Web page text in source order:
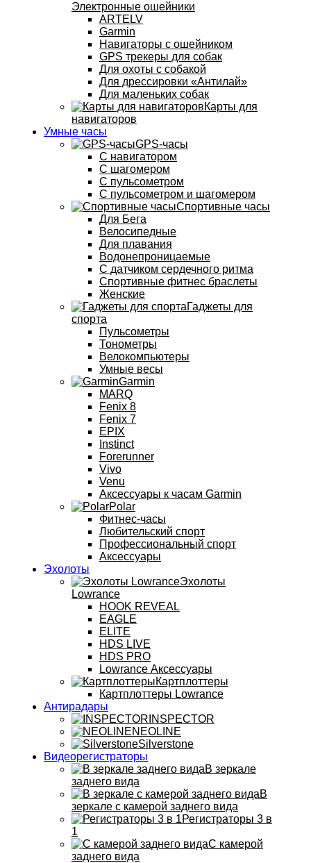
Электронные ошейники
ARTELV
Garmin
Навигаторы с ошейником
GPS трекеры для собак
Для охоты с собакой
Для дрессировки «Антилай»
Для маленьких собак
Карты для
навигаторов
Умные часы
GPS-часы
С навигатором
С шагомером
С пульсометром
С пульсометром и шагомером
Спортивные часы
Для Бега
Велосипедные
Для плавания
Водонепроницаемые
С датчиком сердечного ритма
Спортивные фитнес браслеты
Женские
Гаджеты для
спорта
Пульсометры
Тонометры
Велокомпьютеры
Умные весы
Garmin
MARQ
Fenix 8
Fenix 7
EPIX
Instinct
Forerunner
Vivo
Venu
Аксессуары к часам Garmin
Polar
Фитнес-часы
Любительский спорт
Профессиональный спорт
Аксессуары
Эхолоты
Эхолоты
Lowrance
HOOK REVEAL
EAGLE
ELITE
HDS LIVE
HDS PRO
Lowrance Аксессуары
Картплоттеры
Картплоттеры Lowrance
Антирадары
INSPECTOR
NEOLINE
Silverstone
Видеорегистраторы
В зеркале
заднего вида
В
зеркале с камерой заднего вида
Регистраторы 3 в
1
С камерой
заднего вида